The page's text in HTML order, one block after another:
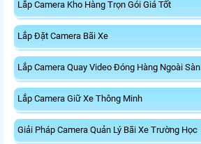
Lắp Camera Kho Hàng Trọn Gói Giá Tốt
Lắp Đặt Camera Bãi Xe
Lắp Camera Quay Video Đóng Hàng Ngoài Sàn
Lắp Camera Giữ Xe Thông Minh
Giải Pháp Camera Quản Lý Bãi Xe Trường Học